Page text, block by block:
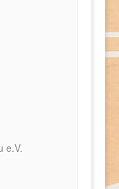
e.V.